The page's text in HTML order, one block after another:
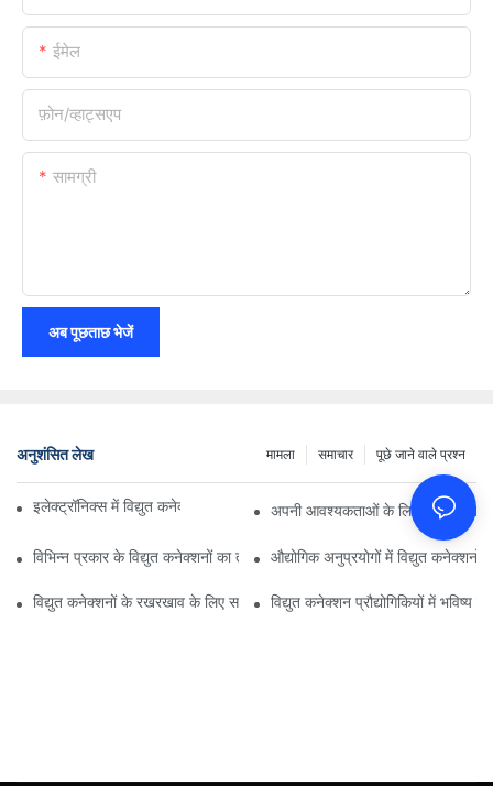
ईमेल
फ़ोन/व्हाट्सएप
सामग्री
अब पूछताछ भेजें
अनुशंसित लेख पूछे जाने वाले प्रश्न
समाचार
मामला
इलेक्ट्रॉनिक्स में विद्युत कनेक्शनों पर प्रौद्योगिकी का प्रभावअपनी आवश्यकताओं के लिए सही विद्युत
विभिन्न प्रकार के विद्युत कनेक्शनों का तुलनात्मक विश्लेषणऔद्योगिक अनुप्रयोगों में विद्युत कनेक्शनों
विद्युत कनेक्शनों के रखरखाव के लिए सर्वोत्तम अभ्यासविद्युत कनेक्शन प्रौद्योगिकियों में भविष्य